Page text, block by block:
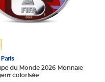
du Monde 2026 Monnaie
colorisée